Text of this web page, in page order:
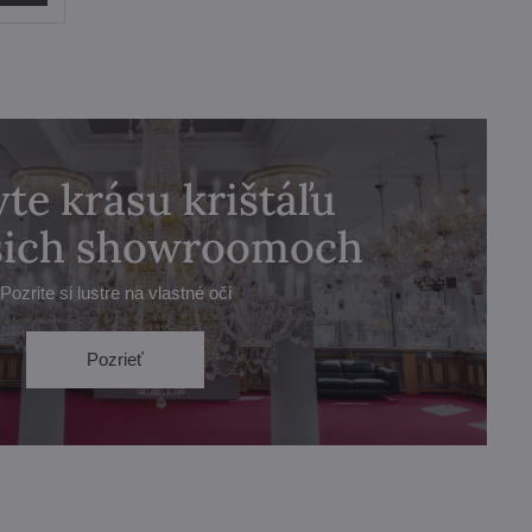
krásu krištáľu
showroomoch
Pozrite si lustre na vlastné oči
Pozrieť